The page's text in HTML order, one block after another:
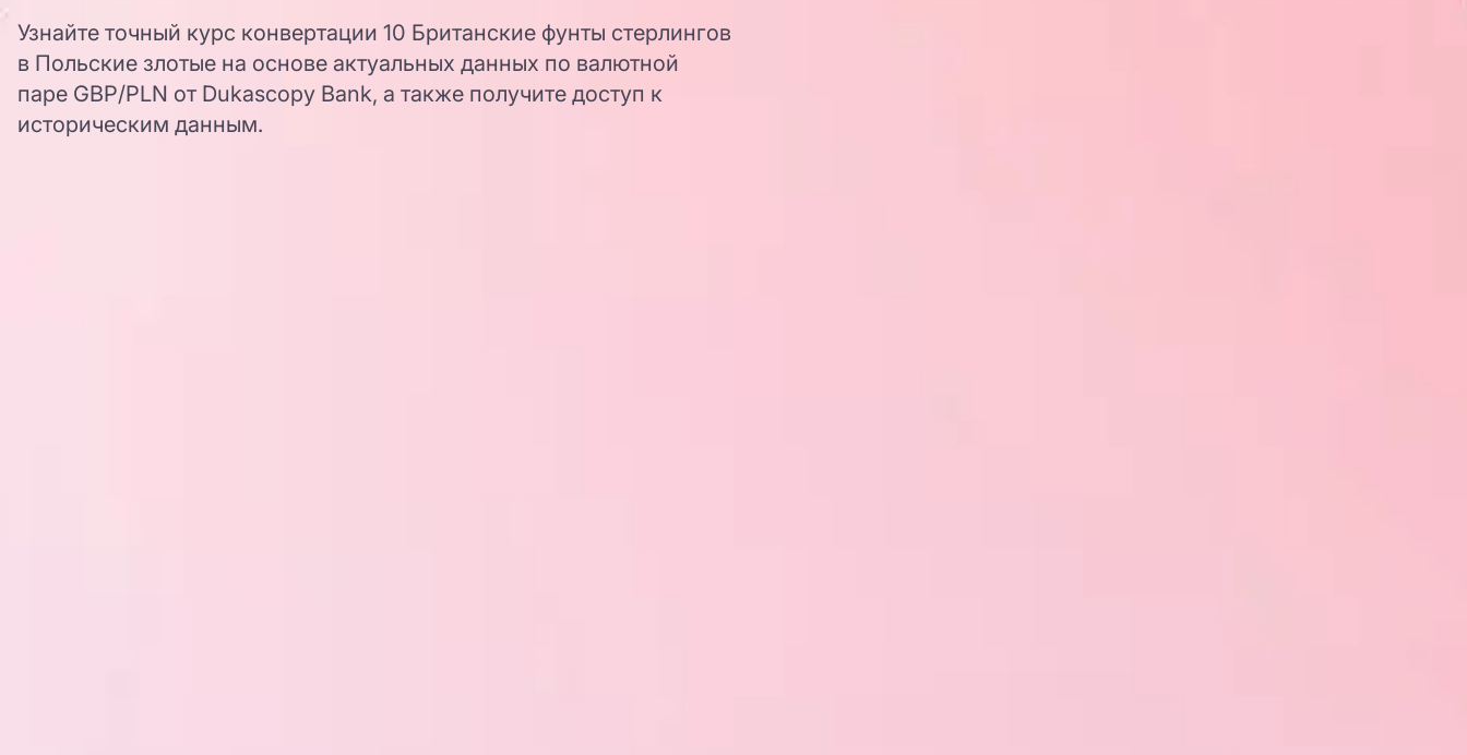
Узнайте точный курс конвертации 10 Британские фунты стерлингов
в Польские злотые на основе актуальных данных по валютной
паре GBP/PLN от Dukascopy Bank, а также получите доступ к
историческим данным.